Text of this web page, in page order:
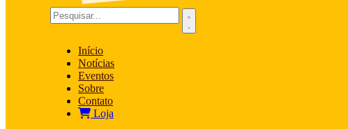
Início
Notícias
Eventos
Sobre
Contato
Loja